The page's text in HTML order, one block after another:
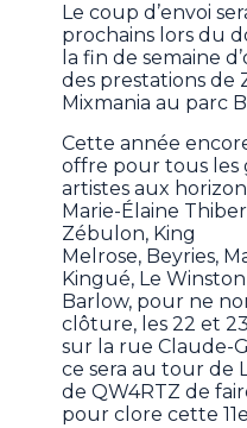
Le coup d’envoi
prochains lors du
la fin de semaine
des prestations de
Mixmania au parc
Cette année
offre pour tous les
artistes aux
Marie-Élaine
Zébulon, King
Melrose, Beyries,
Kingué, Le
Barlow, pour ne
clôture, les 22 et
sur la rue Claude-
ce sera au tour de
de QW4RTZ de
pour clore cette